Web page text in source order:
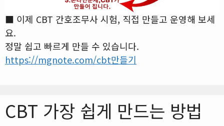
■ 이제 CBT 간호조무사 시험, 직접 만들고 운영해 보세
요.
정말 쉽고 빠르게 만들 수 있습니다.
https://mgnote.com/cbt만들기
CBT 가장 쉽게 만드는 방법